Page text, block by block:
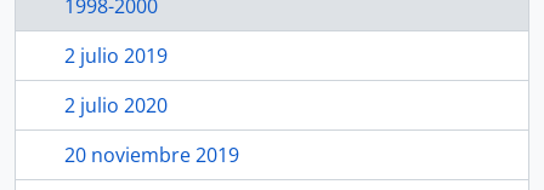
1998-2000
2 julio 2019
2 julio 2020
20 noviembre 2019